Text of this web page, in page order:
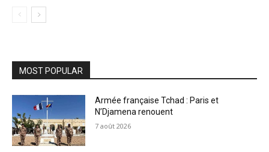
MOST POPULAR
Armée française Tchad : Paris et
N’Djamena renouent
7 août 2026